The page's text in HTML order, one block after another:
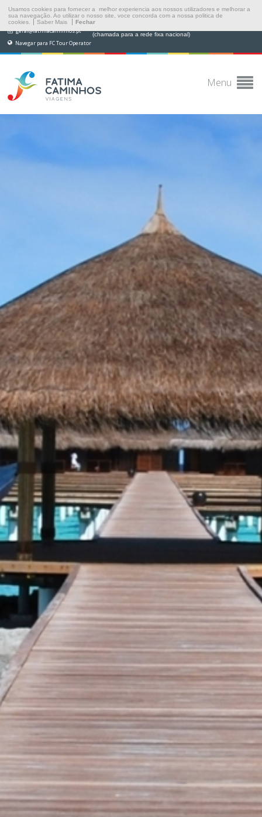
Usamos cookies para fornecer a melhor experiencia aos nossos utilizadores e melhorar a
sua navegação. Ao utilizar o nosso site, voce concorda com a nossa politica de
cookies.
Saber Mais Fechar
geral@fatimacaminhos.pt (chamada para a rede fixa nacional)
Navegar para FC Tour Operator
Menu